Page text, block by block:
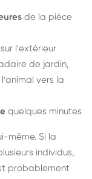
de la pièce
l'extérieur
de jardin,
vers la
quelques minutes
même. Si la
individus,
probablement